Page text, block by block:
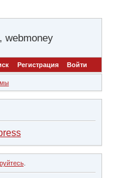
webmoney
Регистрация Войти
.